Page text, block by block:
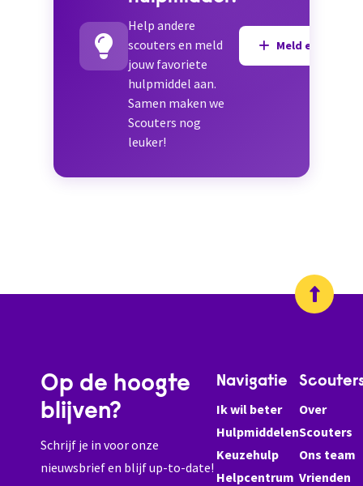
Help andere
scouters en meld
jouw favoriete
hulpmiddel aan.
Samen maken we
Scouters nog
leuker!
Meld een
Op de hoogte
blijven?
Schrijf je in voor onze
nieuwsbrief en blijf up-to-date!
Navigatie
Ik wil beter
Hulpmiddelen
Keuzehulp
Helpcentrum
Over
Scouters
Ons team
Vrienden